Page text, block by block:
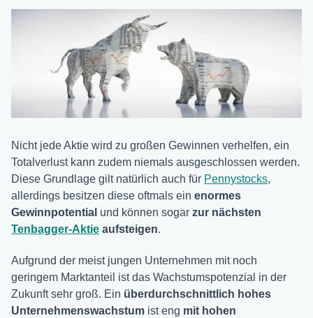
Nicht jede Aktie wird zu großen Gewinnen verhelfen, ein
Totalverlust kann zudem niemals ausgeschlossen werden.
Diese Grundlage gilt natürlich auch für Pennystocks,
allerdings besitzen diese oftmals ein enormes
Gewinnpotential und können sogar zur nächsten
Tenbagger-Aktie aufsteigen.
Aufgrund der meist jungen Unternehmen mit noch
geringem Marktanteil ist das Wachstumspotenzial in der
Zukunft sehr groß. Ein überdurchschnittlich hohes
Unternehmenswachstum ist eng mit hohen